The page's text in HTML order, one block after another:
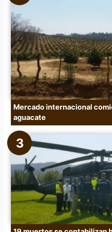
Mercado internacional
aguacate